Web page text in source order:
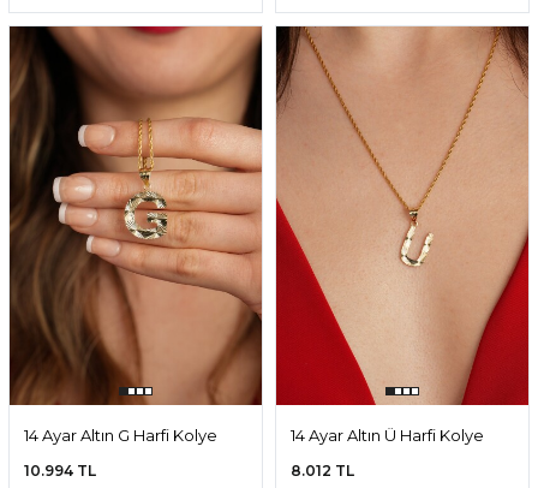
14 Ayar Altın G Harfi Kolye
10.994 TL
14 Ayar Altın Ü Harfi Kolye
8.012 TL